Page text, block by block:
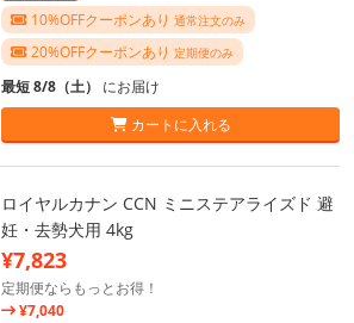
10%OFFクーポンあり 通常注文のみ
20%OFFクーポンあり 定期便のみ
最短 8/8（土） にお届け
カートに入れる
ロイヤルカナン CCN ミニステアライズド 避
妊・去勢犬用 4kg
¥7,823
定期便ならもっとお得！
¥7,040